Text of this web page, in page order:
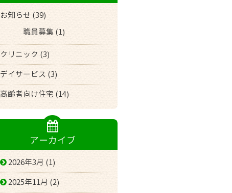
お知らせ (39)
職員募集 (1)
クリニック (3)
デイサービス (3)
高齢者向け住宅 (14)
アーカイブ
2026年3月 (1)
2025年11月 (2)